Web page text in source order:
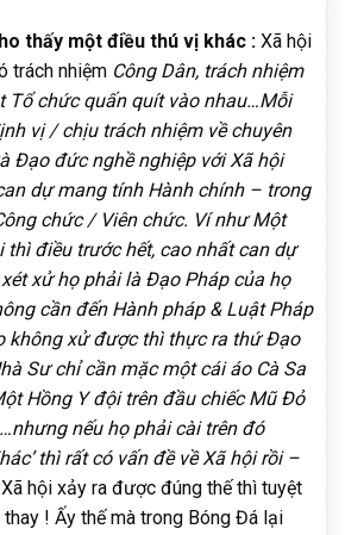
thấy một điều thú vị khác : Xã hội
trách nhiệm Công Dân, trách nhiệm
Tổ chức quấn quít vào nhau…Mỗi
vị / chịu trách nhiệm về chuyên
Đạo đức nghề nghiệp với Xã hội
dự mang tính Hành chính – trong
chức / Viên chức. Ví như Một
thì điều trước hết, cao nhất can dự
xử họ phải là Đạo Pháp của họ
cần đến Hành pháp & Luật Pháp
không xử được thì thực ra thứ Đạo
Sư chỉ cần mặc một cái áo Cà Sa
Hồng Y đội trên đầu chiếc Mũ Đỏ
nếu họ phải cài trên đó
thì rất có vấn đề về Xã hội rồi –
hội xảy ra được đúng thế thì tuyệt
! Ấy thế mà trong Bóng Đá lại